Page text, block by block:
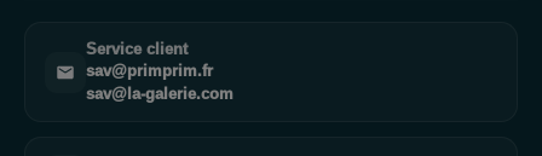
Service client
sav@primprim.fr
sav@la-galerie.com